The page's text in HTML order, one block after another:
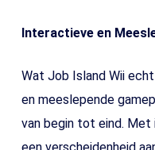
Interactieve en
Wat Job Island Wii
en meeslepende
van begin tot eind.
een verscheidenheid